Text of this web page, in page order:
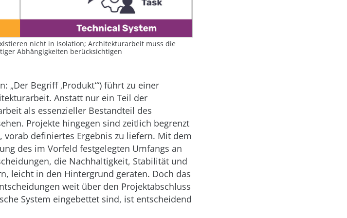
nicht in Isolation; Architekturarbeit muss die
Abhängigkeiten berücksichtigen
„Der Begriff ‚Produktʻ“) führt zu einer
Anstatt nur ein Teil der
als essenzieller Bestandteil des
Projekte hingegen sind zeitlich begrenzt
definiertes Ergebnis zu liefern. Mit dem
des im Vorfeld festgelegten Umfangs an
die Nachhaltigkeit, Stabilität und
leicht in den Hintergrund geraten. Doch das
weit über den Projektabschluss
System eingebettet sind, ist entscheidend